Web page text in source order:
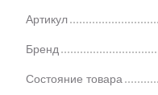
Артикул
Бренд
Состояние товара